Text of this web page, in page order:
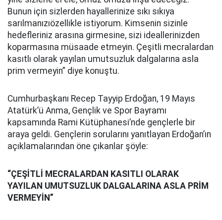
Bunun için sizlerden hayallerinize sıkı sıkıya
sarılmanızıözellikle istiyorum. Kimsenin sizinle
hedefleriniz arasına girmesine, sizi ideallerinizden
koparmasına müsaade etmeyin. Çeşitli mecralardan
kasıtlı olarak yayılan umutsuzluk dalgalarına asla
prim vermeyin” diye konuştu.
Cumhurbaşkanı Recep Tayyip Erdoğan, 19 Mayıs
Atatürk’ü Anma, Gençlik ve Spor Bayramı
kapsamında Rami Kütüphanesi’nde gençlerle bir
araya geldi. Gençlerin sorularını yanıtlayan Erdoğan’ın
açıklamalarından öne çıkanlar şöyle:
“ÇEŞİTLİ MECRALARDAN KASITLI OLARAK
YAYILAN UMUTSUZLUK DALGALARINA ASLA PRİM
VERMEYİN”